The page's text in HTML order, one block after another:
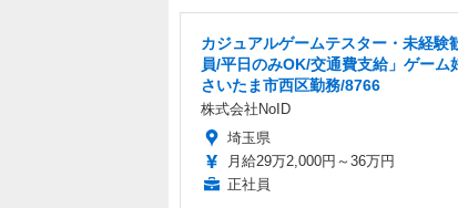
カジュアルゲームテスター・未経験
員/平日のみOK/交通費支給」ゲーム
さいたま市西区勤務/8766
株式会社NoID
埼玉県
月給29万2,000円～36万円
正社員